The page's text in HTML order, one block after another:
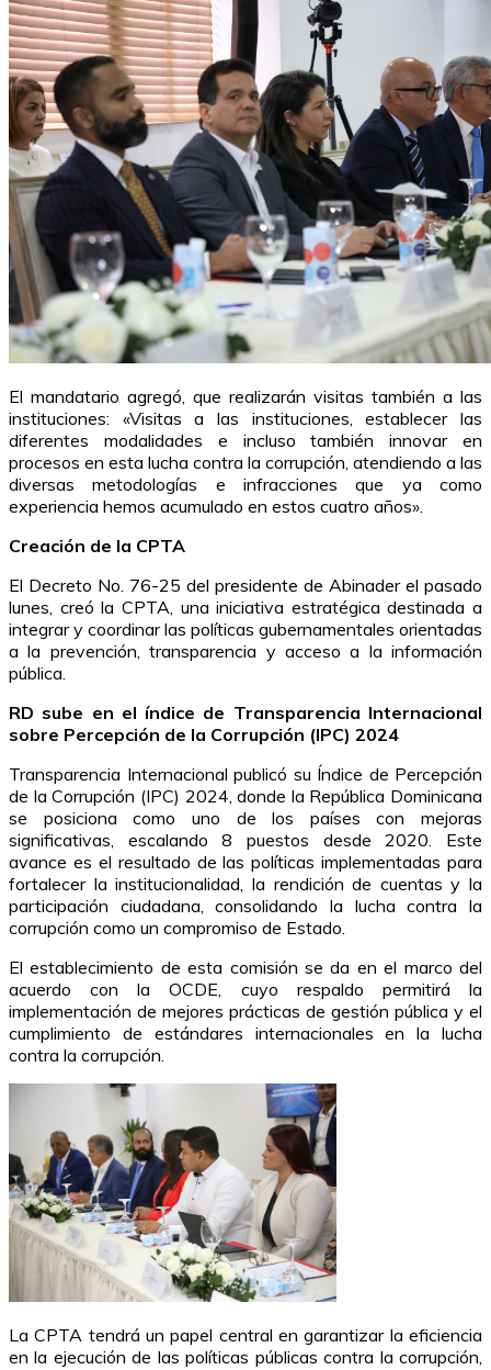
El mandatario agregó, que realizarán visitas también a las
instituciones: «Visitas a las instituciones, establecer las
diferentes modalidades e incluso también innovar en
procesos en esta lucha contra la corrupción, atendiendo a las
diversas metodologías e infracciones que ya como
experiencia hemos acumulado en estos cuatro años».
Creación de la CPTA
El Decreto No. 76-25 del presidente de Abinader el pasado
lunes, creó la CPTA, una iniciativa estratégica destinada a
integrar y coordinar las políticas gubernamentales orientadas
a la prevención, transparencia y acceso a la información
pública.
RD sube en el índice de Transparencia Internacional
sobre Percepción de la Corrupción (IPC) 2024
Transparencia Internacional publicó su Índice de Percepción
de la Corrupción (IPC) 2024, donde la República Dominicana
se posiciona como uno de los países con mejoras
significativas, escalando 8 puestos desde 2020. Este
avance es el resultado de las políticas implementadas para
fortalecer la institucionalidad, la rendición de cuentas y la
participación ciudadana, consolidando la lucha contra la
corrupción como un compromiso de Estado.
El establecimiento de esta comisión se da en el marco del
acuerdo con la OCDE, cuyo respaldo permitirá la
implementación de mejores prácticas de gestión pública y el
cumplimiento de estándares internacionales en la lucha
contra la corrupción.
La CPTA tendrá un papel central en garantizar la eficiencia
en la ejecución de las políticas públicas contra la corrupción,